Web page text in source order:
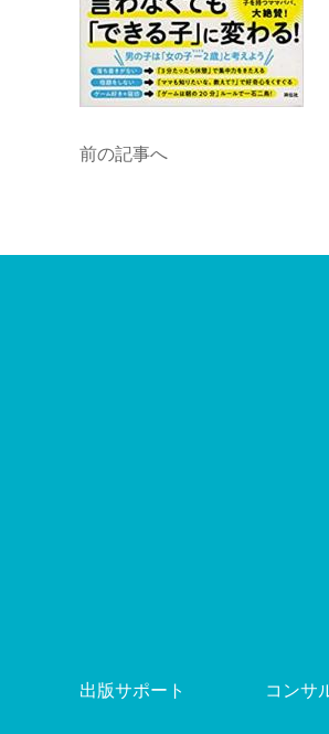
前の記事へ
出版サポート コンサ